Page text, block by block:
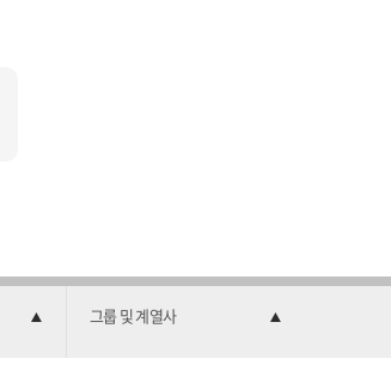
그룹 및 계열사